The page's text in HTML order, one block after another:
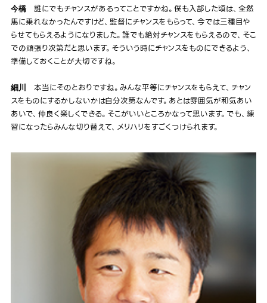
今橋誰にでもチャンスがあるってことですかね。僕も入部した頃は、全然
馬に乗れなかったんですけど、監督にチャンスをもらって、今では三種目や
らせてもらえるようになりました。誰でも絶対チャンスをもらえるので、そこ
での頑張り次第だと思います。そういう時にチャンスをものにできるよう、
準備しておくことが大切ですね。
細川
本当にそのとおりですね。みんな平等にチャンスをもらえて、チャン
スをものにするかしないかは自分次第なんです。あとは雰囲気が和気あい
あいで、仲良く楽しくできる。そこがいいところかなって思います。でも、練
習になったらみんな切り替えて、メリハリをすごくつけられます。